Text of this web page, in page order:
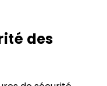
des